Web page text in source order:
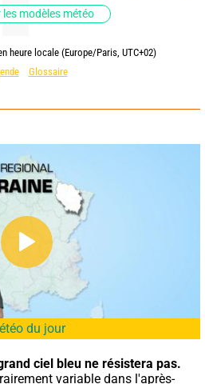
modèles météo
heure locale (Europe/Paris, UTC+02)
Glossaire
du jour
ciel bleu ne résistera pas.